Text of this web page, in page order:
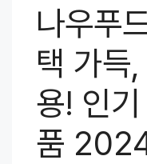
나우푸
택 가득
용! 인기
품